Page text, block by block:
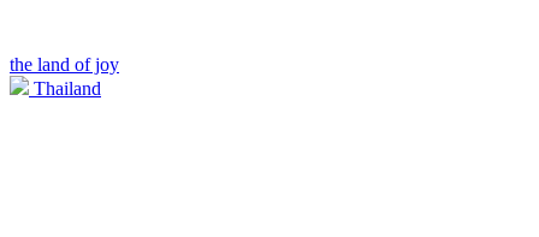
the land of joy
Thailand